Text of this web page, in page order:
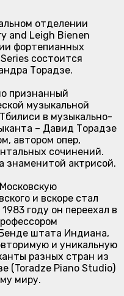
отделении
and Leigh Bienen
фортепианных
состоится
Торадзе.
признанный
музыкальной
в музыкально-
– Давид Торадзе
автором опер,
сочинений.
знаменитой актрисой.
и вскоре стал
году он переехал в
штата Индиана,
и уникальную
разных стран из
(Toradze Piano Studio)
миру.